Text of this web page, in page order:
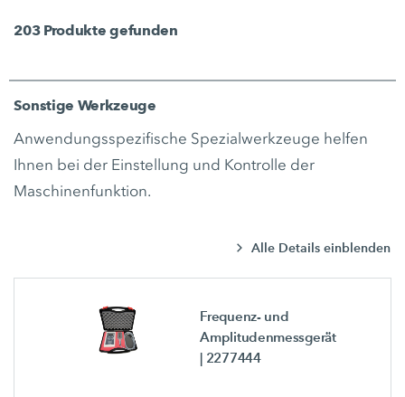
203 Produkte gefunden
Sonstige Werkzeuge
Anwendungsspezifische Spezialwerkzeuge helfen
Ihnen bei der Einstellung und Kontrolle der
Maschinenfunktion.
Alle Details einblenden
Frequenz- und
Amplitudenmessgerät
| 2277444